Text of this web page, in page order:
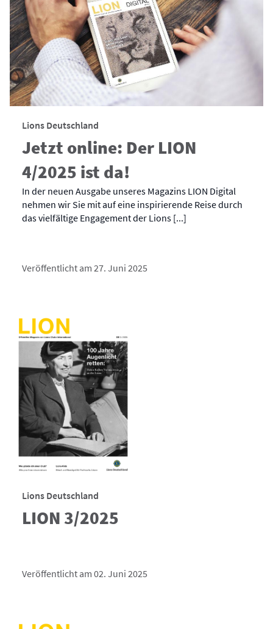
Lions Deutschland
Jetzt online: Der LION
4/2025 ist da!
In der neuen Ausgabe unseres Magazins LION Digital
nehmen wir Sie mit auf eine inspirierende Reise durch
das vielfältige Engagement der Lions [...]
Veröffentlicht am 27. Juni 2025
Lions Deutschland
LION 3/2025
Veröffentlicht am 02. Juni 2025